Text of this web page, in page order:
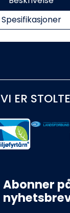
Spesifikasjoner
VI ER
Abonner